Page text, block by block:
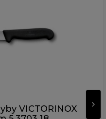
VICTORINOX